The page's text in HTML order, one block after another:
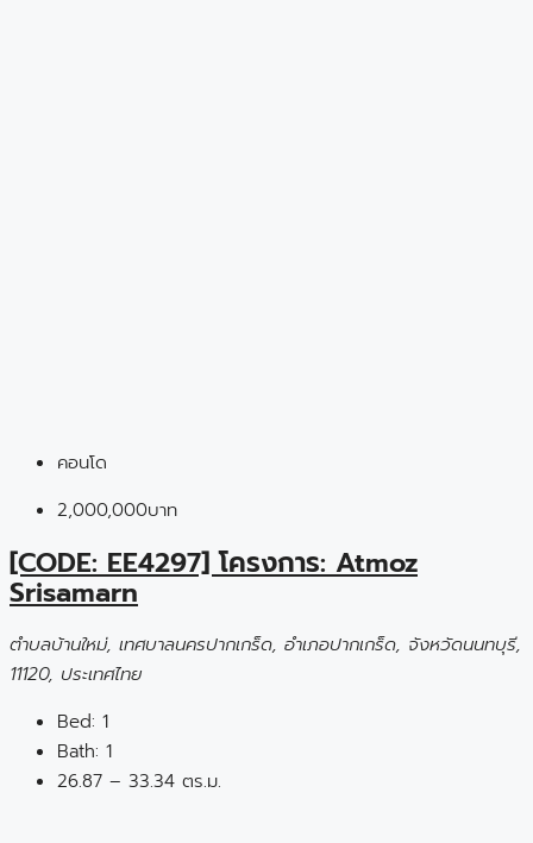
คอนโด
2,000,000บาท
[CODE: EE4297] โครงการ: Atmoz
Srisamarn
ตำบลบ้านใหม่, เทศบาลนครปากเกร็ด, อำเภอปากเกร็ด, จังหวัดนนทบุรี,
11120, ประเทศไทย
Bed: 1
Bath: 1
26.87 – 33.34 ตร.ม.